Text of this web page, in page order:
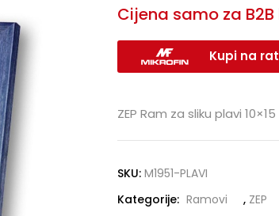
Cijena samo za
Kupi na
ZEP Ram za sliku plavi 10×15
SKU: M1951-PLAVI
Kategorije: Ramovi , ZEP